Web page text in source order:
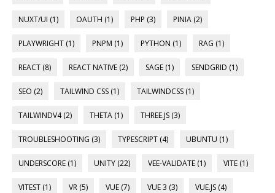
NUXT/UI (1) OAUTH (1) PHP (3) PINIA (2)
PLAYWRIGHT (1) PNPM (1) PYTHON (1) RAG (1)
REACT (8) REACT NATIVE (2) SAGE (1) SENDGRID (1)
SEO (2) TAILWIND CSS (1) TAILWINDCSS (1)
TAILWINDV4 (2) THETA (1) THREE.JS (3)
TROUBLESHOOTING (3) TYPESCRIPT (4) UBUNTU (1)
UNDERSCORE (1) UNITY (22) VEE-VALIDATE (1) VITE (1)
VITEST (1) VR (5) VUE (7) VUE 3 (3) VUE.JS (4)